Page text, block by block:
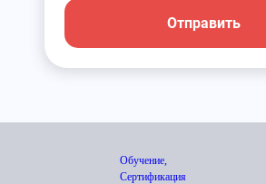
Отправить
Обучение,
Сертификация